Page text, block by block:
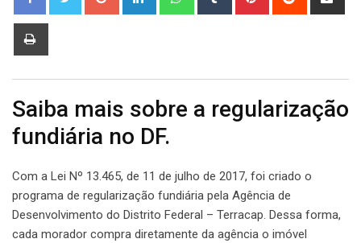
Saiba mais sobre a regularização
fundiária no DF.
Com a Lei Nº 13.465, de 11 de julho de 2017, foi criado o
programa de regularização fundiária pela Agência de
Desenvolvimento do Distrito Federal – Terracap. Dessa forma,
cada morador compra diretamente da agência o imóvel